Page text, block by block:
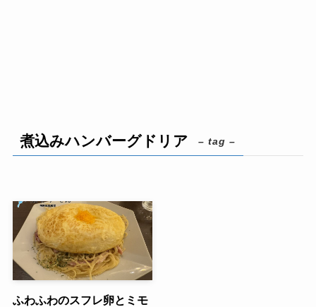
煮込みハンバーグドリア – tag –
ふわふわのスフレ卵とミモ